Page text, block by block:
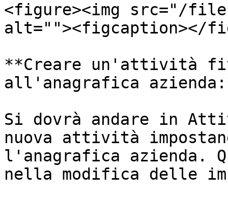
<figure><img src="/
alt=""><figcaption></
**Creare un'attività
all'anagrafica
Si dovrà andare in
nuova attività
l'anagrafica azienda.
nella modifica delle